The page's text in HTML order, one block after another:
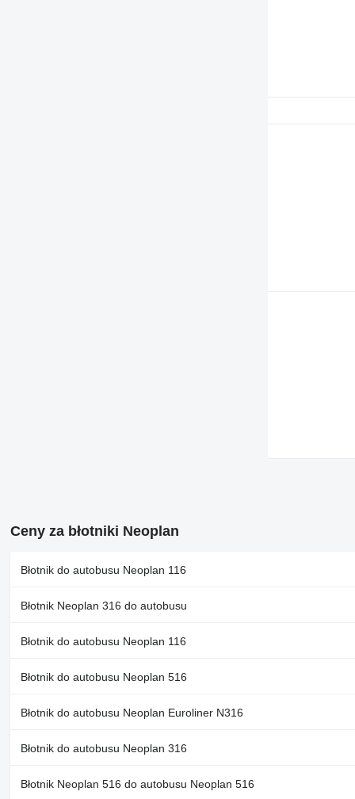
Ceny za błotniki Neoplan
Błotnik do autobusu Neoplan 116
Błotnik Neoplan 316 do autobusu
Błotnik do autobusu Neoplan 116
Błotnik do autobusu Neoplan 516
Błotnik do autobusu Neoplan Euroliner N316
Błotnik do autobusu Neoplan 316
Błotnik Neoplan 516 do autobusu Neoplan 516